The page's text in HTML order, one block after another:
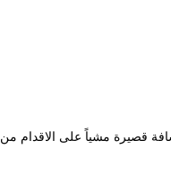
قصيرة مشياً على الاقدام من